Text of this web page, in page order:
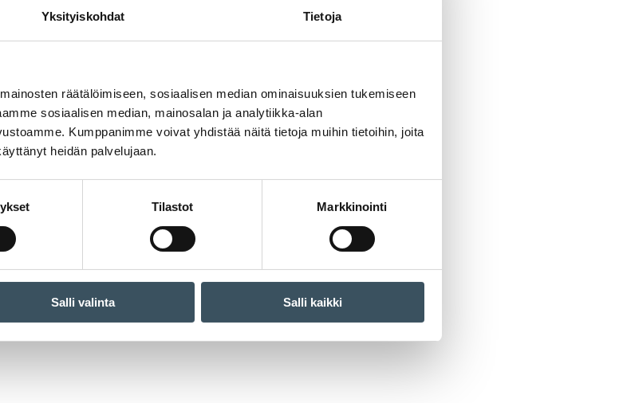
Yksityiskohdat Tietoja
räätälöimiseen, sosiaalisen median ominaisuuksien tukemiseen
sosiaalisen median, mainosalan ja analytiikka-alan
Kumppanimme voivat yhdistää näitä tietoja muihin tietoihin, joita
heidän palvelujaan.
Tilastot Markkinointi
Salli valinta Salli kaikki